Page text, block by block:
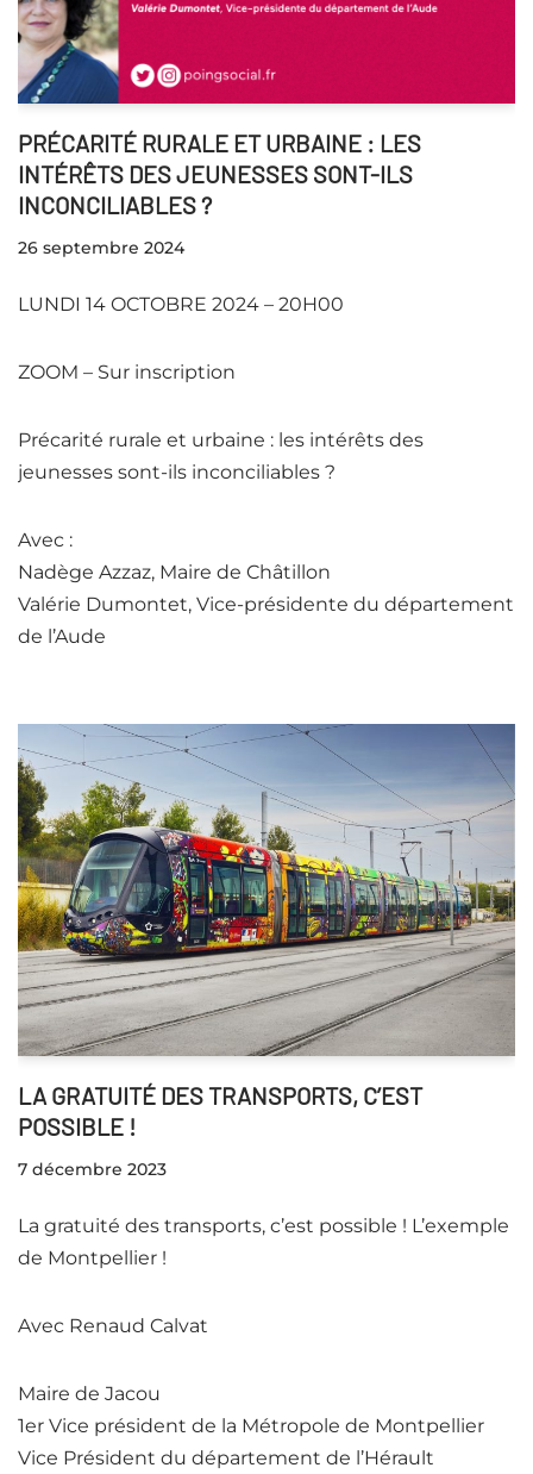
PRÉCARITÉ RURALE ET URBAINE : LES
INTÉRÊTS DES JEUNESSES SONT-ILS
INCONCILIABLES ?
26 septembre 2024
LUNDI 14 OCTOBRE 2024 – 20H00
ZOOM – Sur inscription
Précarité rurale et urbaine : les intérêts des
jeunesses sont-ils inconciliables ?
Avec :
Nadège Azzaz, Maire de Châtillon
Valérie Dumontet, Vice-présidente du département
de l’Aude
LA GRATUITÉ DES TRANSPORTS, C’EST
POSSIBLE !
7 décembre 2023
La gratuité des transports, c’est possible ! L’exemple
de Montpellier !
Avec Renaud Calvat
Maire de Jacou
1er Vice président de la Métropole de Montpellier
Vice Président du département de l’Hérault